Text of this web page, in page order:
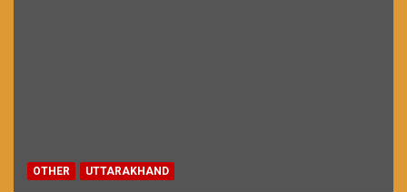
OTHER UTTARAKHAND